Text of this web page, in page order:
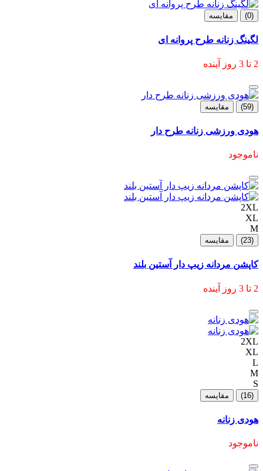
(0) مقایسه
لگینگ زنانه طرح پروانه ای
2 تا 3 روز آینده
(59) مقایسه
هودی ورزشی زنانه طرح دار
ناموجود
2XL
XL
M
(23) مقایسه
کاپشن مردانه زیپ دار آستین بلند
2 تا 3 روز آینده
2XL
XL
L
M
S
(16) مقایسه
هودی زنانه
ناموجود